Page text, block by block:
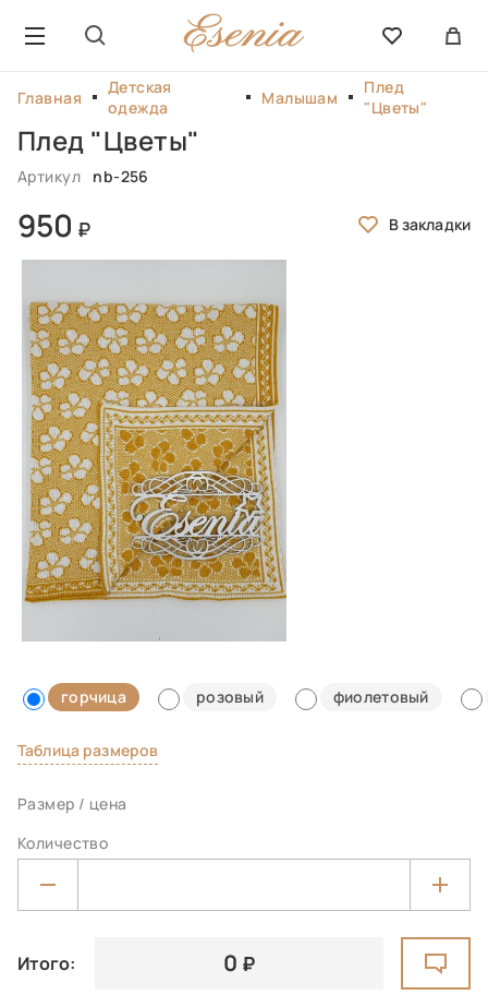
Главная
Детская
одежда
Малышам
Плед
"Цветы"
Плед "Цветы"
Артикул nb-256
950
горчица розовый фиолетовый
Таблица размеров
Размер / цена
Количество
Итого: 0